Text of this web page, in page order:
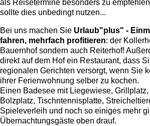
als Reisetermine besonders zu
sollte dies unbedingt nutzen...
Bei uns machen Sie Urlaub"plus" -
fahren, mehrfach profitieren: der
Bauernhof sondern auch Reiterhof!
direkt auf dem Hof ein Restaurant, dass
regionalen Gerichten versorgt, wenn Sie
ihrer Ferienwohnung selber zu kochen.
Einen Badesee mit Liegewiese,
Bolzplatz, Tischntennisplatte,
Spieleverleih und noch so einiges mehr
Übernachtungsgäste oben drauf.